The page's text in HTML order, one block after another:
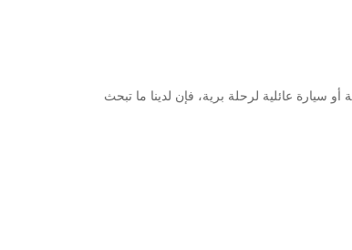
سيارة عائلية لرحلة برية، فإن لدينا ما تبحث